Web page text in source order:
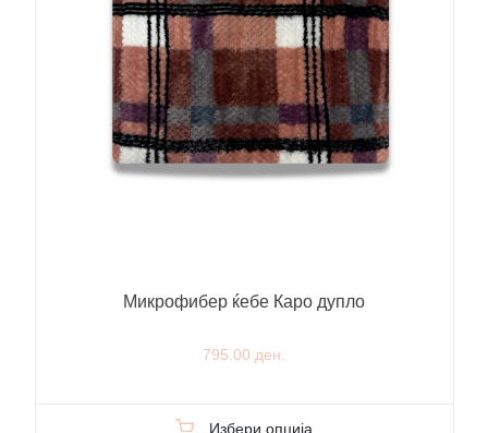
Микрофибер ќебе Каро дупло
795.00 ден.
Избери опција